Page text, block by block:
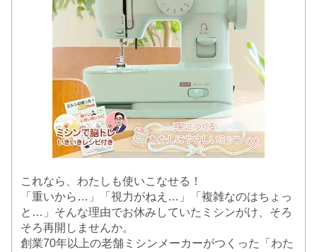
これなら、わたしも使いこなせる！
「重いから…」「視力がねえ…」「複雑なのはちょっ
と…」そんな理由でお休みしていたミシンがけ、そろ
そろ再開しませんか。
創業70年以上の老舗ミシンメーカーがつくった「わた